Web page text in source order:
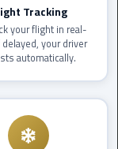
Arab
Airport
Limousine
Service
Tracking
your flight in real-
your driver
automatically.